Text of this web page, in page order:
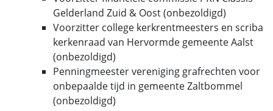
Gelderland Zuid & Oost (onbezoldigd)
Voorzitter college kerkrentmeesters en scriba
kerkenraad van Hervormde gemeente Aalst
(onbezoldigd)
Penningmeester vereniging grafrechten voor
onbepaalde tijd in gemeente Zaltbommel
(onbezoldigd)